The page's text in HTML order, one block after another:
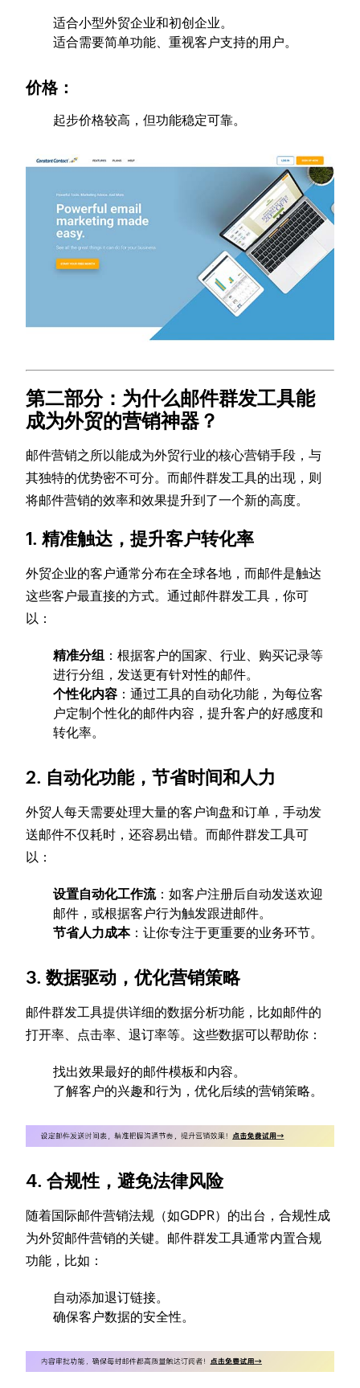
适合小型外贸企业和初创企业。
适合需要简单功能、重视客户支持的用户。
价格：
起步价格较高，但功能稳定可靠。
第二部分：为什么邮件群发工具能
成为外贸的营销神器？
邮件营销之所以能成为外贸行业的核心营销手段，与
其独特的优势密不可分。而邮件群发工具的出现，则
将邮件营销的效率和效果提升到了一个新的高度。
1. 精准触达，提升客户转化率
外贸企业的客户通常分布在全球各地，而邮件是触达
这些客户最直接的方式。通过邮件群发工具，你可
以：
精准分组 ：根据客户的国家、行业、购买记录等
进行分组，发送更有针对性的邮件。
个性化内容 ：通过工具的自动化功能，为每位客
户定制个性化的邮件内容，提升客户的好感度和
转化率。
2. 自动化功能，节省时间和人力
外贸人每天需要处理大量的客户询盘和订单，手动发
送邮件不仅耗时，还容易出错。而邮件群发工具可
以：
设置自动化工作流：如客户注册后自动发送欢迎
邮件，或根据客户行为触发跟进邮件。
节省人力成本：让你专注于更重要的业务环节。
3. 数据驱动，优化营销策略
邮件群发工具提供详细的数据分析功能，比如邮件的
打开率、点击率、退订率等。这些数据可以帮助你：
找出效果最好的邮件模板和内容。
了解客户的兴趣和行为，优化后续的营销策略。
4. 合规性，避免法律风险
随着国际邮件营销法规（如GDPR）的出台，合规性成
为外贸邮件营销的关键。邮件群发工具通常内置合规
功能，比如：
自动添加退订链接。
确保客户数据的安全性。